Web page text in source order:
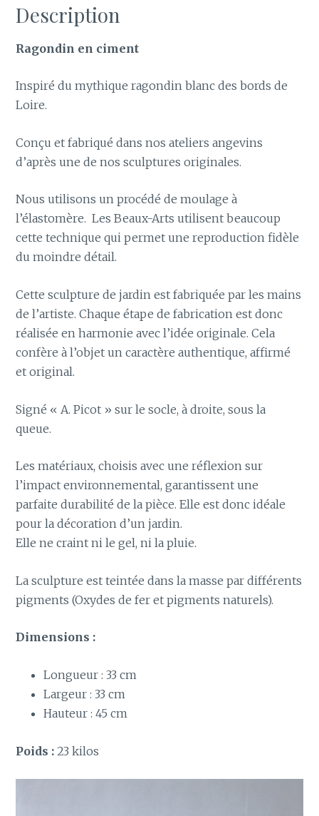
Description
Ragondin en ciment
Inspiré du mythique ragondin blanc des bords de
Loire.
Conçu et fabriqué dans nos ateliers angevins
d’après une de nos sculptures originales.
Nous utilisons un procédé de moulage à
l’élastomère. Les Beaux-Arts utilisent beaucoup
cette technique qui permet une reproduction fidèle
du moindre détail.
Cette sculpture de jardin est fabriquée par les mains
de l’artiste. Chaque étape de fabrication est donc
réalisée en harmonie avec l’idée originale. Cela
confère à l’objet un caractère authentique, affirmé
et original.
Signé « A. Picot » sur le socle, à droite, sous la
queue.
Les matériaux, choisis avec une réflexion sur
l’impact environnemental, garantissent une
parfaite durabilité de la pièce. Elle est donc idéale
pour la décoration d’un jardin.
Elle ne craint ni le gel, ni la pluie.
La sculpture est teintée dans la masse par différents
pigments (Oxydes de fer et pigments naturels).
Dimensions :
Longueur : 33 cm
Largeur : 33 cm
Hauteur : 45 cm
Poids : 23 kilos